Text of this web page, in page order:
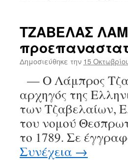
ΤΖΑΒΕΛΑΣ
Δημοσιεύθηκε την 15
— Ο Λάμπρος
αρχηγός της
των Τζαβελαίων,
του νομού
το 1789. Σε
Συνέχεια →